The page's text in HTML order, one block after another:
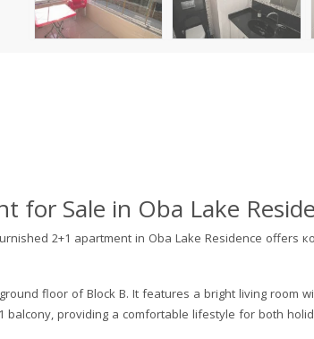
for Sale in Oba Lake
2+1 apartment in Oba Lake Residence offers
floor of Block B. It features a bright living room
balcony, providing a comfortable lifestyle for both